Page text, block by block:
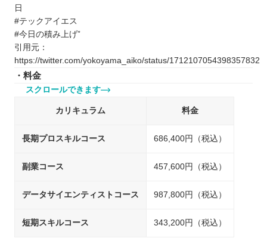
日
#テックアイエス
#今日の積み上げ”
引用元：
https://twitter.com/yokoyama_aiko/status/1712107054398357832
・料金
スクロールできます
カリキュラム 料金
長期プロスキルコース 686,400円（税込）
副業コース 457,600円（税込）
データサイエンティストコース 987,800円（税込）
短期スキルコース 343,200円（税込）